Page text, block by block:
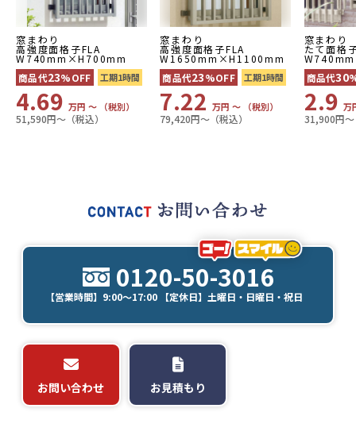
窓まわり
高強度面格子FLA
W740mm×H700mm
商品代23%OFF 工期1時間
4.69 万円 〜 （税別）
51,590円〜（税込）
窓まわり
高強度面格子FLA
W1650mm×H1100mm
商品代23%OFF 工期1時間
7.22万円 〜 （税別）
79,420円〜（税込）
窓まわり
たて面格
商品代30
2.9 万
31,900円
0120-50-3016
【営業時間】9:00～17:00 【定休日】土曜日・日曜日・祝日
お問い合わせ お見積もり